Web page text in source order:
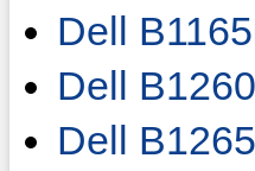
Dell
Dell
Dell